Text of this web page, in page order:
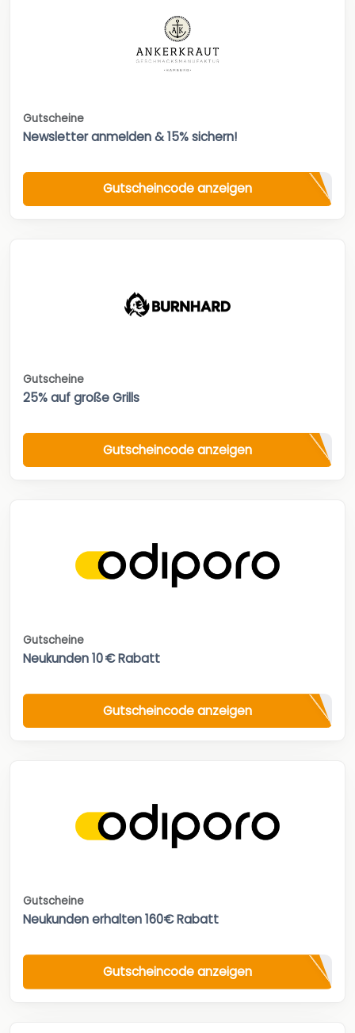
Gutscheine
Newsletter anmelden & 15% sichern!
Gutscheincode anzeigen
Gutscheine
25% auf große Grills
Gutscheincode anzeigen
Gutscheine
Neukunden 10 € Rabatt
Gutscheincode anzeigen
Gutscheine
Neukunden erhalten 160€ Rabatt
Gutscheincode anzeigen